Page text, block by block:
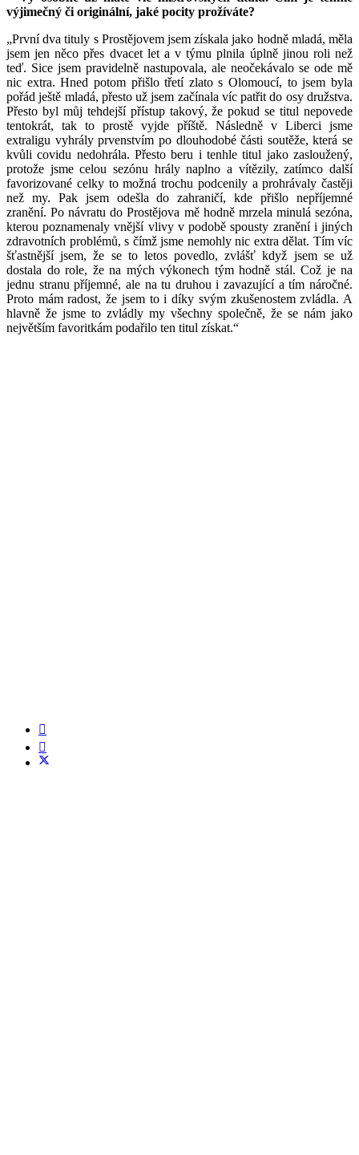
výjimečný či originální, jaké pocity prožíváte?
„První dva tituly s Prostějovem jsem získala jako hodně mladá, měla
jsem jen něco přes dvacet let a v týmu plnila úplně jinou roli než
teď. Sice jsem pravidelně nastupovala, ale neočekávalo se ode mě
nic extra. Hned potom přišlo třetí zlato s Olomoucí, to jsem byla
pořád ještě mladá, přesto už jsem začínala víc patřit do osy družstva.
Přesto byl můj tehdejší přístup takový, že pokud se titul nepovede
tentokrát, tak to prostě vyjde příště. Následně v Liberci jsme
extraligu vyhrály prvenstvím po dlouhodobé části soutěže, která se
kvůli covidu nedohrála. Přesto beru i tenhle titul jako zasloužený,
protože jsme celou sezónu hrály naplno a vítězily, zatímco další
favorizované celky to možná trochu podcenily a prohrávaly častěji
než my. Pak jsem odešla do zahraničí, kde přišlo nepříjemné
zranění. Po návratu do Prostějova mě hodně mrzela minulá sezóna,
kterou poznamenaly vnější vlivy v podobě spousty zranění i jiných
zdravotních problémů, s čímž jsme nemohly nic extra dělat. Tím víc
šťastnější jsem, že se to letos povedlo, zvlášť když jsem se už
dostala do role, že na mých výkonech tým hodně stál. Což je na
jednu stranu příjemné, ale na tu druhou i zavazující a tím náročné.
Proto mám radost, že jsem to i díky svým zkušenostem zvládla. A
hlavně že jsme to zvládly my všechny společně, že se nám jako
největším favoritkám podařilo ten titul získat.“